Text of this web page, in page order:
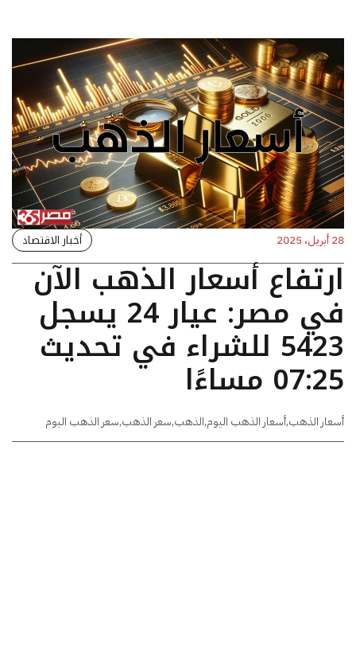
28 أبريل، 2025 أخبار الاقتصاد
ارتفاع أسعار الذهب الآن
في مصر: عيار 24 يسجل
5423 للشراء في تحديث
07:25 مساءًا
أسعار الذهب,أسعار الذهب اليوم,الذهب,سعر الذهب,سعر الذهب اليوم